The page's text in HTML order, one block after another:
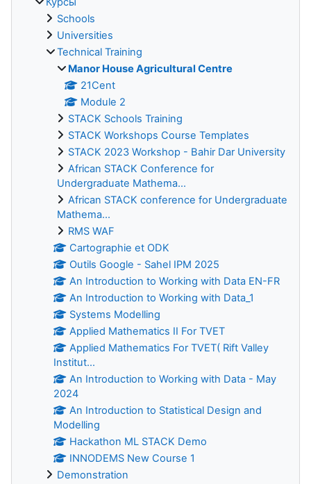
Schools
Universities
Technical Training
Manor House Agricultural Centre
21Cent
Module 2
STACK Schools Training
STACK Workshops Course Templates
STACK 2023 Workshop - Bahir Dar University
African STACK Conference for
Undergraduate Mathema...
African STACK conference for Undergraduate
Mathema...
RMS WAF
Cartographie et ODK
Outils Google - Sahel IPM 2025
An Introduction to Working with Data EN-FR
An Introduction to Working with Data_1
Systems Modelling
Applied Mathematics II For TVET
Applied Mathematics For TVET( Rift Valley
Institut...
An Introduction to Working with Data - May
2024
An Introduction to Statistical Design and
Modelling
Hackathon ML STACK Demo
INNODEMS New Course 1
Demonstration